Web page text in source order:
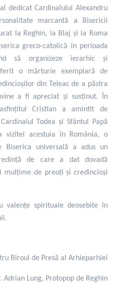
dedicat Cardinalului Alexandru
marcantă a Bisericii
la Reghin, la Blaj și la Roma
greco-catolică în perioada
să organizeze ierarhic și
o mărturie exemplară de
din Teleac de a păstra
a fi apreciat și susținut. În
Cristian a amintit de
Todea și Sfântul Papă
vizitei acestuia în România, o
Biserica universală a adus un
de care a dat dovadă
mulțime de preoți și credincioși
spirituale deosebite în
Biroul de Presă al Arhieparhiei
Adrian Lung, Protopop de Reghin